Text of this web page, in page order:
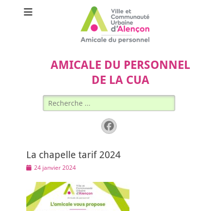
AMICALE DU PERSONNEL
DE LA CUA
Rechercher :
Facebook
La chapelle tarif 2024
Posted
24 janvier 2024